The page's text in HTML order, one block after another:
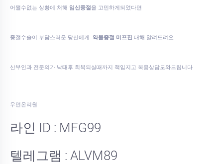
어쩔수없는 상황에 처해 임신중절을 고민하게되었다면
중절수술이 부담스러운 당신에게 약물중절 미프진 대해 알려드려요
산부인과 전문의가 낙태후 회복되실때까지 책임지고 복용상담도와드립니다
우먼온리원
라인 ID : MFG99
텔레그램 : ALVM89